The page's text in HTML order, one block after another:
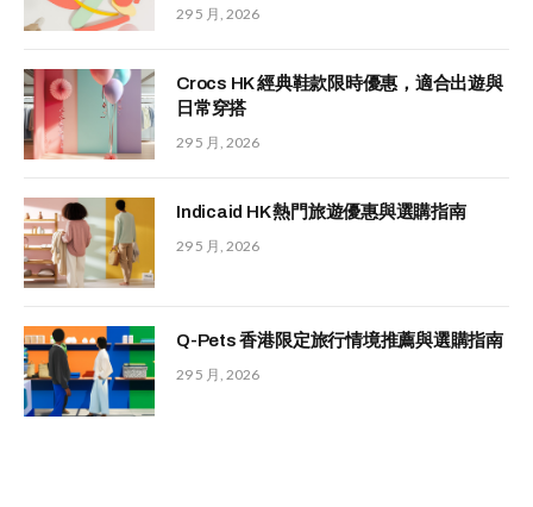
29 5 月, 2026
Crocs HK 經典鞋款限時優惠，適合出遊與
日常穿搭
29 5 月, 2026
Indicaid HK 熱門旅遊優惠與選購指南
29 5 月, 2026
Q-Pets 香港限定旅行情境推薦與選購指南
29 5 月, 2026